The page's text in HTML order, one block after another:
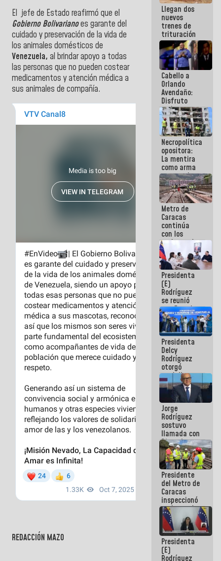
El jefe de Estado reafirmó que el
Gobierno Bolivarianoes garante del
cuidado y preservación de la vida de
los animales domésticos de
Venezuela, al brindar apoyo a todas
las personas que no pueden costear
medicamentos y atención médica a
sus animales de compañía.
REDACCIÓN MAZO
Llegan dos
nuevos
trenes de
trituración
para
optimizar
manejo de
escombros
en La Guaira
Cabello a
Orlando
Avendaño:
Disfruto
cada vez
que escribes
porque lo
que haces
es
embarrarla
Necropolítica
opositora:
La mentira
como arma
contra el
Pueblo
Metro de
Caracas
continúa
con los
trabajos de
mantenimiento
e inspección
en la Línea 2
Presidenta
(E)
Rodríguez
se reunió
con Estado
Mayor
Eléctrico
para
abordar
planes de
acción
Presidenta
Delcy
Rodríguez
otorgó
medalla
"Héroe de
Venezuela"
a servidores
públicos
Jorge
Rodríguez
sostuvo
llamada con
Dinorah
Figuera y
acuerdan
primer
encuentro
presencial
para el
diálogo
Presidente
del Metro de
Caracas
inspeccionó
trabajos de
rehabilitación
y
modernización
de la vía
férrea
Presidenta
(E)
Rodríguez